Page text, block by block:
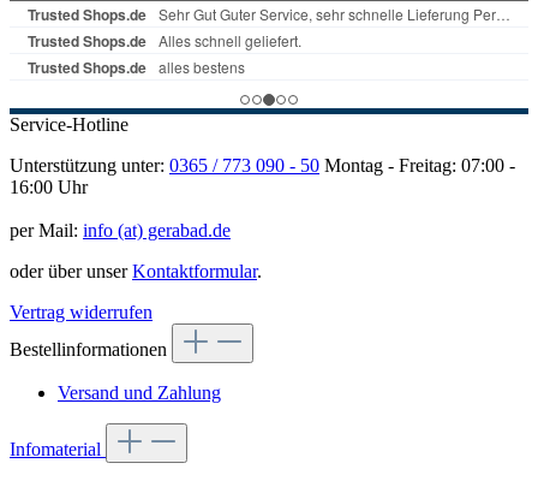
Service-Hotline
Unterstützung unter: 0365 / 773 090 - 50 Montag - Freitag: 07:00 -
16:00 Uhr
per Mail: info (at) gerabad.de
oder über unserKontaktformular.
Vertrag widerrufen
Bestellinformationen
Versand und Zahlung
Infomaterial